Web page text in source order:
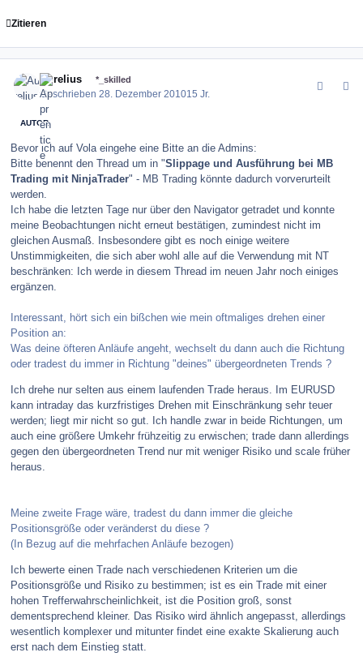
Zitieren
Aurelius *_skilled
Geschrieben28. Dezember 201015 Jr.
AUTOR
Bevor ich auf Vola eingehe eine Bitte an die Admins:
Bitte benennt den Thread um in "Slippage und Ausführung bei MB
Trading mit NinjaTrader" - MB Trading könnte dadurch vorverurteilt
werden.
Ich habe die letzten Tage nur über den Navigator getradet und konnte
meine Beobachtungen nicht erneut bestätigen, zumindest nicht im
gleichen Ausmaß. Insbesondere gibt es noch einige weitere
Unstimmigkeiten, die sich aber wohl alle auf die Verwendung mit NT
beschränken: Ich werde in diesem Thread im neuen Jahr noch einiges
ergänzen.
Interessant, hört sich ein bißchen wie mein oftmaliges drehen einer
Position an:
Was deine öfteren Anläufe angeht, wechselt du dann auch die Richtung
oder tradest du immer in Richtung "deines" übergeordneten Trends ?
Ich drehe nur selten aus einem laufenden Trade heraus. Im EURUSD
kann intraday das kurzfristiges Drehen mit Einschränkung sehr teuer
werden; liegt mir nicht so gut. Ich handle zwar in beide Richtungen, um
auch eine größere Umkehr frühzeitig zu erwischen; trade dann allerdings
gegen den übergeordneten Trend nur mit weniger Risiko und scale früher
heraus.
Meine zweite Frage wäre, tradest du dann immer die gleiche
Positionsgröße oder veränderst du diese ?
(In Bezug auf die mehrfachen Anläufe bezogen)
Ich bewerte einen Trade nach verschiedenen Kriterien um die
Positionsgröße und Risiko zu bestimmen; ist es ein Trade mit einer
hohen Trefferwahrscheinlichkeit, ist die Position groß, sonst
dementsprechend kleiner. Das Risiko wird ähnlich angepasst, allerdings
wesentlich komplexer und mitunter findet eine exakte Skalierung auch
erst nach dem Einstieg statt.